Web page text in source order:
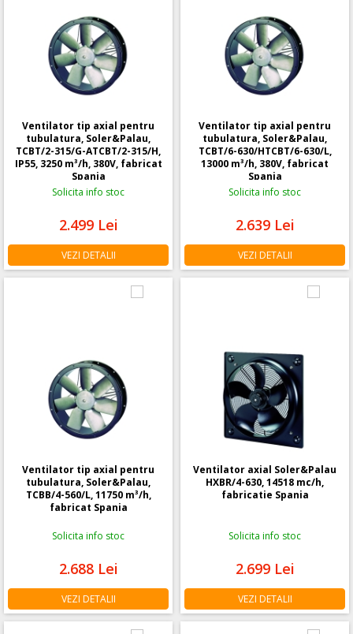
Ventilator tip axial pentru
tubulatura, Soler&Palau,
TCBT/2-315/G-ATCBT/2-315/H,
IP55, 3250 m³/h, 380V, fabricat
Spania
Solicita info stoc
2.499 Lei
VEZI DETALII
Ventilator tip axial pentru
tubulatura, Soler&Palau,
TCBT/6-630/HTCBT/6-630/L,
13000 m³/h, 380V, fabricat
Spania
Solicita info stoc
2.639 Lei
VEZI DETALII
Ventilator tip axial pentru
tubulatura, Soler&Palau,
TCBB/4-560/L, 11750 m³/h,
fabricat Spania
Solicita info stoc
2.688 Lei
VEZI DETALII
Ventilator axial Soler&Palau
HXBR/4-630, 14518 mc/h,
fabricatie Spania
Solicita info stoc
2.699 Lei
VEZI DETALII